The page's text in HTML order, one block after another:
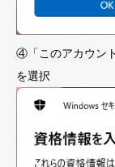
④「このアカウン
を選択